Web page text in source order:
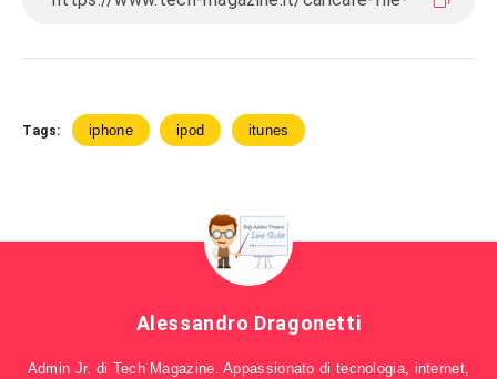
Tags: iphone ipod itunes
Alessandro Dragonetti
Admin Jr. di Tech Magazine. Appassionato di tecnologia, internet,